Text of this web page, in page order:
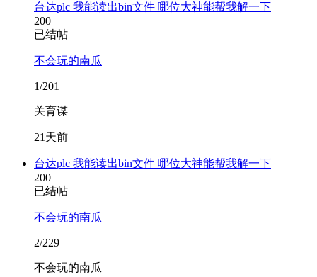
台达plc 我能读出bin文件 哪位大神能帮我解一下
200
已结帖
不会玩的南瓜
1/201
关育谋
21天前
台达plc 我能读出bin文件 哪位大神能帮我解一下
200
已结帖
不会玩的南瓜
2/229
不会玩的南瓜